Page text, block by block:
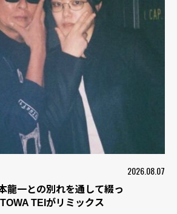
2026.08.07
龍一との別れを通して綴っ
TEIがリミックス